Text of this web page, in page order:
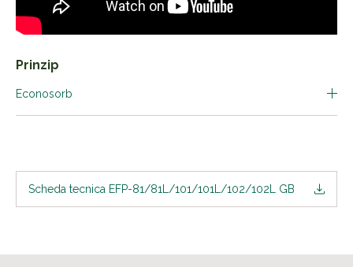
Prinzip
Econosorb
Scheda tecnica EFP-81/81L/101/101L/102/102L GB